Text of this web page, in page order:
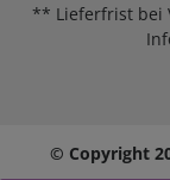
** Lieferfrist bei
© Copyright